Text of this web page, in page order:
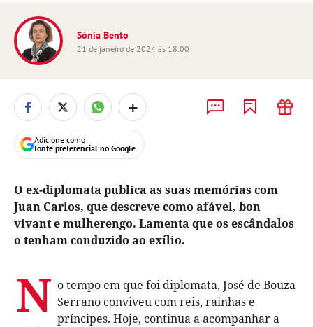
Sónia Bento
21 de janeiro de 2024 às 18:00
+
Adicione como
fonte preferencial no Google
O ex-diplomata publica as suas memórias com
Juan Carlos, que descreve como afável, bon
vivant e mulherengo. Lamenta que os escândalos
o tenham conduzido ao exílio.
N o tempo em que foi diplomata, José de Bouza
Serrano conviveu com reis, rainhas e
príncipes. Hoje, continua a acompanhar a